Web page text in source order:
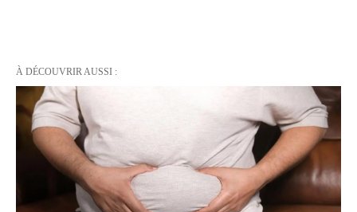
À DÉCOUVRIR AUSSI :